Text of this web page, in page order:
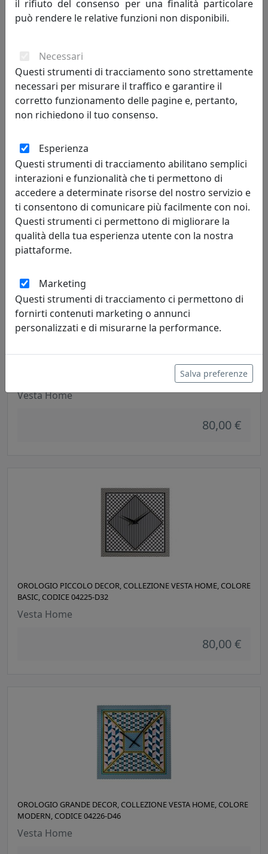
OROLOGIO PICCOLO DECOR, COLLEZIONE VESTA HOME, COLORE
RAINBOW, CODICE 04225-D48
Vesta Home
80,00 €
OROLOGIO PICCOLO DECOR, COLLEZIONE VESTA HOME, COLORE
Vesta Home
80,00 €
OROLOGIO PICCOLO DECOR, COLLEZIONE VESTA HOME, COLORE
BASIC, CODICE 04225-D32
Vesta Home
80,00 €
OROLOGIO GRANDE DECOR, COLLEZIONE VESTA HOME, COLORE
MODERN, CODICE 04226-D46
Vesta Home
il rifiuto del consenso per una finalità particolare
può rendere le relative funzioni non disponibili.
Necessari
Questi strumenti di tracciamento sono strettamente
necessari per misurare il traffico e garantire il
corretto funzionamento delle pagine e, pertanto,
non richiedono il tuo consenso.
Esperienza
Questi strumenti di tracciamento abilitano semplici
interazioni e funzionalità che ti permettono di
accedere a determinate risorse del nostro servizio e
ti consentono di comunicare più facilmente con noi.
Questi strumenti ci permettono di migliorare la
qualità della tua esperienza utente con la nostra
piattaforme.
Marketing
Questi strumenti di tracciamento ci permettono di
fornirti contenuti marketing o annunci
personalizzati e di misurarne la performance.
Salva preferenze